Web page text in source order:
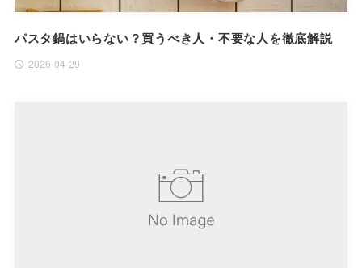
パスタ鍋はいらない？買うべき人・不要な人を徹底解説
2026-04-29